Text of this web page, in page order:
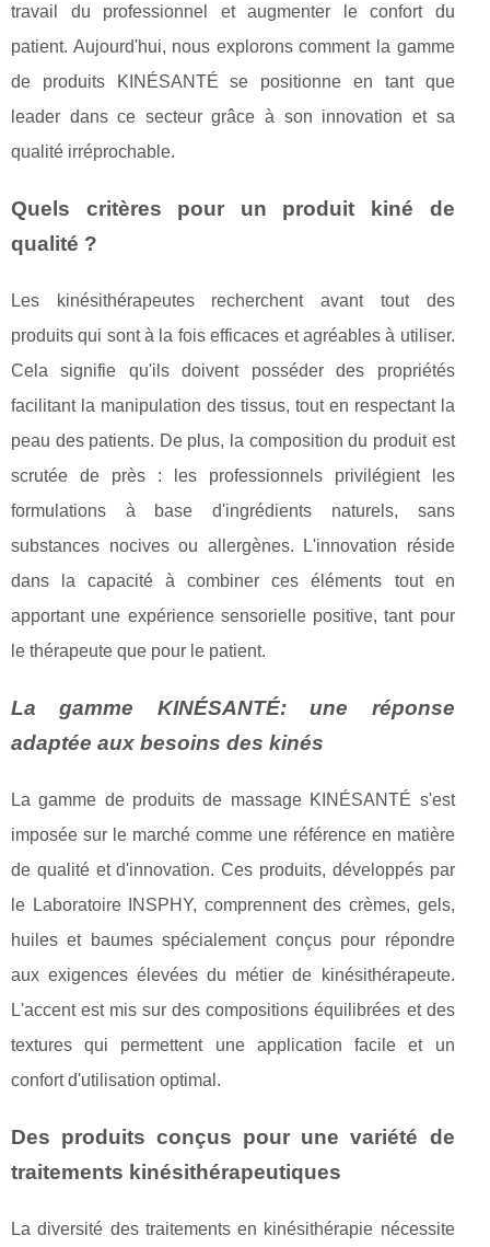
travail du professionnel et augmenter le confort du
patient. Aujourd'hui, nous explorons comment la gamme
de produits KINÉSANTÉ se positionne en tant que
leader dans ce secteur grâce à son innovation et sa
qualité irréprochable.
Quels critères pour un produit kiné de
qualité ?
Les kinésithérapeutes recherchent avant tout des
produits qui sont à la fois efficaces et agréables à utiliser.
Cela signifie qu'ils doivent posséder des propriétés
facilitant la manipulation des tissus, tout en respectant la
peau des patients. De plus, la composition du produit est
scrutée de près : les professionnels privilégient les
formulations à base d'ingrédients naturels, sans
substances nocives ou allergènes. L'innovation réside
dans la capacité à combiner ces éléments tout en
apportant une expérience sensorielle positive, tant pour
le thérapeute que pour le patient.
La gamme KINÉSANTÉ: une réponse
adaptée aux besoins des kinés
La gamme de produits de massage KINÉSANTÉ s'est
imposée sur le marché comme une référence en matière
de qualité et d'innovation. Ces produits, développés par
le Laboratoire INSPHY, comprennent des crèmes, gels,
huiles et baumes spécialement conçus pour répondre
aux exigences élevées du métier de kinésithérapeute.
L'accent est mis sur des compositions équilibrées et des
textures qui permettent une application facile et un
confort d'utilisation optimal.
Des produits conçus pour une variété de
traitements kinésithérapeutiques
La diversité des traitements en kinésithérapie nécessite